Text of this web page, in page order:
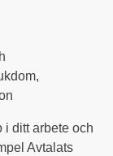
i ditt arbete och
Avtalats